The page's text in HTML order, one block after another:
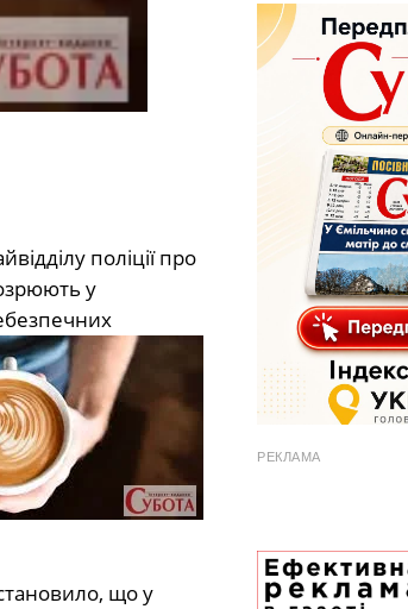
поліції про
у
що у
РЕКЛАМА